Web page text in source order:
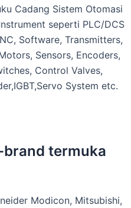
Cadang Sistem Otomasi
seperti PLC/DCS
Software, Transmitters,
Sensors, Encoders,
Control Valves,
System etc.
termuka
Modicon, Mitsubishi,